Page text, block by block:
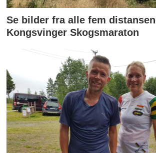
Se bilder fra alle fem
Kongsvinger Skogsmaraton